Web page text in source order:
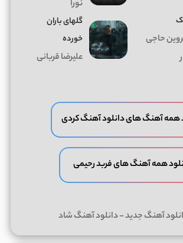
نورا
حاجی
گلهای باران
خورده
علیرضا قربانی
همه آهنگ های دانلود آهنگ کردی
همه آهنگ های فربد رحیمی
آهنگ جدید-دانلود آهنگ شاد